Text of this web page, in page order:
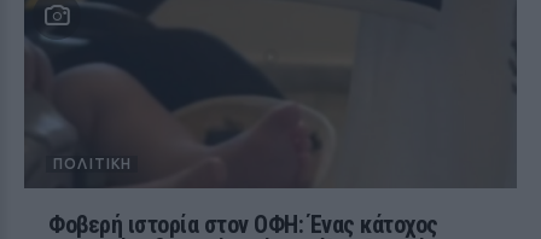
ΠΟΛΙΤΙΚΉ
Φοβερή ιστορία στον ΟΦΗ: Ένας κάτοχος